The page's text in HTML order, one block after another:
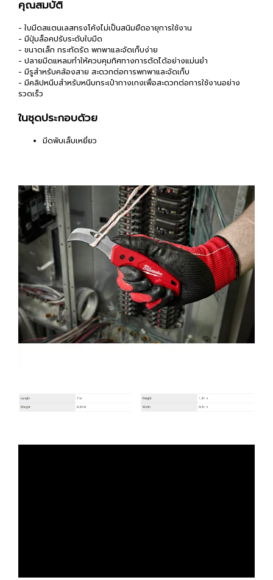
คุณสมบัติ
- ใบมีดสแตนเลสทรงโค้งไม่เป็นสนิมยืดอายุการใช้งาน
- มีปุ่มล็อคปรับระดับใบมีด
- ขนาดเล็ก กระทัดรัด พกพาและจัดเก็บง่าย
- ปลายมีดแหลมทำให้ควบคุมทิศทางการตัดได้อย่างแม่นยำ
- มีรูสำหรับคล้องสาย สะดวกต่อการพกพาและจัดเก็บ
- มีคลิปหนีบสำหรับหนีบกระเป๋ากางเกงเพื่อสะดวกต่อการใช้งานอย่าง
รวดเร็ว
ในชุดประกอบด้วย
มีดพับเล็บเหยี่ยว